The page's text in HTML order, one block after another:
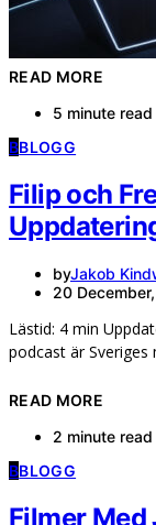
READ MORE
5 minute read
BBLOGG
Filip och
byJakob
20
Lästid: 4 min
podcast är
READ MORE
2 minute read
BBLOGG
Filmer